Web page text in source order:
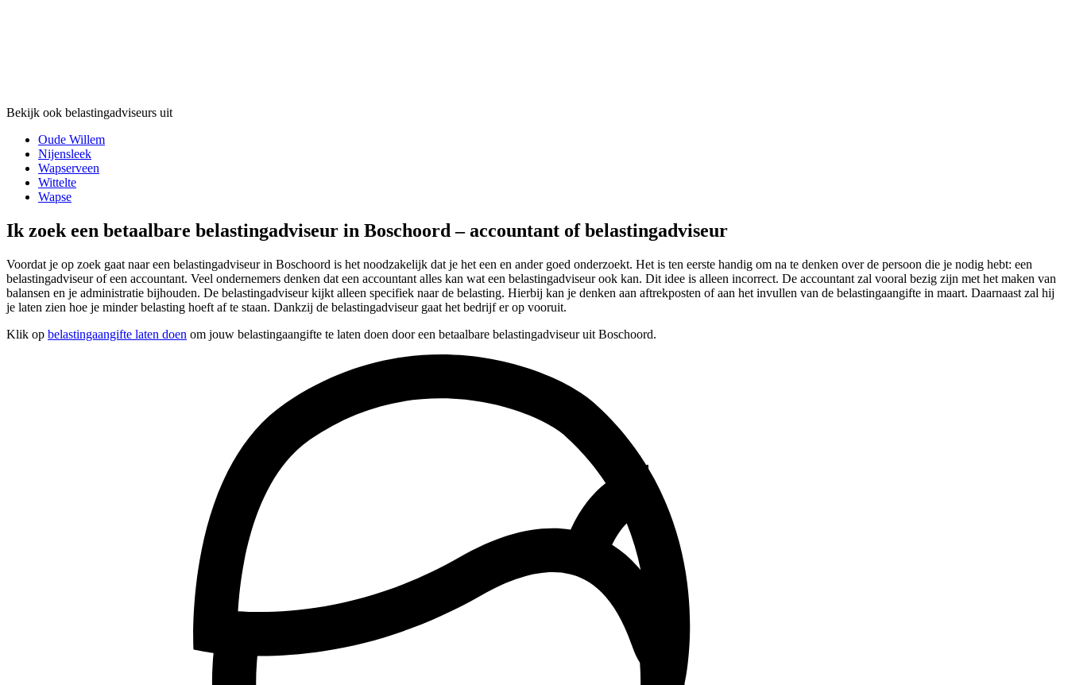
Bekijk ook belastingadviseurs uit
Oude Willem
Nijensleek
Wapserveen
Wittelte
Wapse
Ik zoek een betaalbare belastingadviseur in Boschoord – accountant of belastingadviseur
Voordat je op zoek gaat naar een belastingadviseur in Boschoord is het noodzakelijk dat je het een en ander goed onderzoekt. Het is ten eerste handig om na te denken over de persoon die je nodig hebt: een
belastingadviseur of een accountant. Veel ondernemers denken dat een accountant alles kan wat een belastingadviseur ook kan. Dit idee is alleen incorrect. De accountant zal vooral bezig zijn met het maken van
balansen en je administratie bijhouden. De belastingadviseur kijkt alleen specifiek naar de belasting. Hierbij kan je denken aan aftrekposten of aan het invullen van de belastingaangifte in maart. Daarnaast zal hij
je laten zien hoe je minder belasting hoeft af te staan. Dankzij de belastingadviseur gaat het bedrijf er op vooruit.
Klik op belastingaangifte laten doen om jouw belastingaangifte te laten doen door een betaalbare belastingadviseur uit Boschoord.